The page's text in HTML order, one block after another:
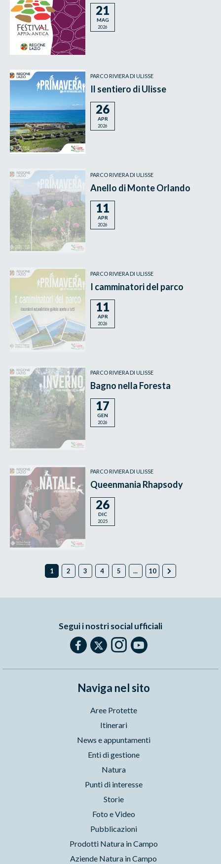
21
MAG
2026
PARCO RIVIERA DI ULISSE
Il sentiero di Ulisse
26
APR
2026
PARCO RIVIERA DI ULISSE
Anello di Monte Orlando
11
APR
2026
PARCO RIVIERA DI ULISSE
I camminatori del parco
11
APR
2026
PARCO RIVIERA DI ULISSE
Bagno nella Foresta
17
GEN
2026
PARCO RIVIERA DI ULISSE
Queenmania Rhapsody
26
DIC
2025
1 2 3 4 5 ... 10
Segui i nostri social ufficiali
Naviga nel sito
Aree Protette
Itinerari
News e appuntamenti
Enti di gestione
Natura
Punti di interesse
Storie
Foto e Video
Pubblicazioni
Prodotti Natura in Campo
Aziende Natura in Campo